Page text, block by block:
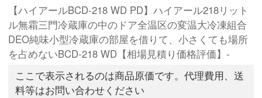
【ハイアールBCD-218 WD PD】ハイアール218リット
ル無霜三門冷蔵庫の中のドア全温区の変温大冷凍組合
DEO純味小型冷蔵庫の部屋を借りて、小さくても場所
を占めないBCD-218 WD【相場見積り価格評価】-
ここで表示されるのは商品原価です。代理費用、送
料等はお問い合わせください